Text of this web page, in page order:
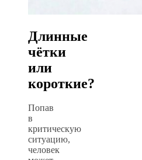
Длинные
чётки
или
короткие?
Попав
в
критическую
ситуацию,
человек